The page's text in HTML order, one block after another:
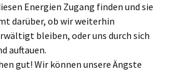
Energien Zugang finden und sie
darüber, ob wir weiterhin
bleiben, oder uns durch sich
auftauen.
gut! Wir können unsere Ängste